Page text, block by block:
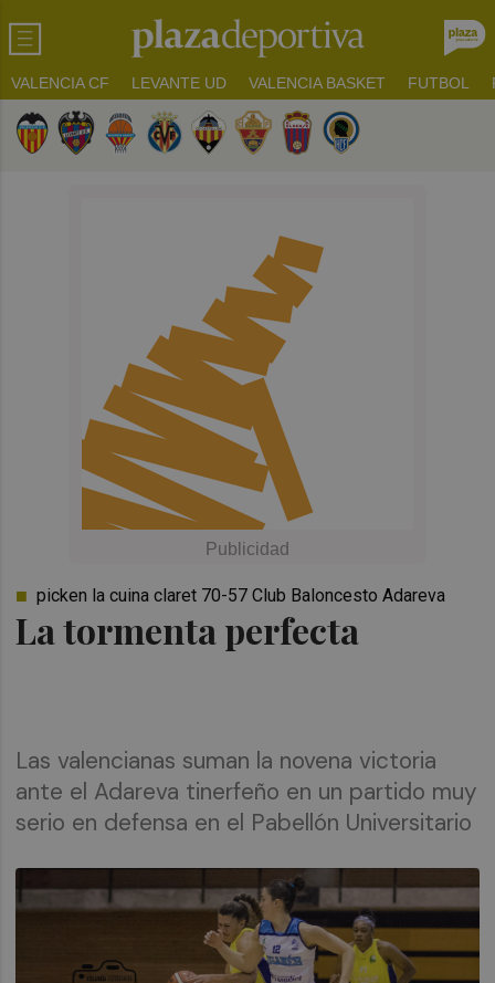
VALENCIA CF LEVANTE UD VALENCIA BASKET FUTBOL
La tormenta perfecta
picken la cuina claret 70-57 Club Baloncesto Adareva
Las valencianas suman la novena victoria
ante el Adareva tinerfeño en un partido muy
serio en defensa en el Pabellón Universitario